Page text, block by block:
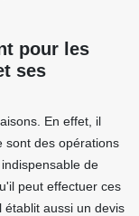
pour les
ses
En effet, il
sont des opérations
de
peut effectuer ces
établit aussi un devis